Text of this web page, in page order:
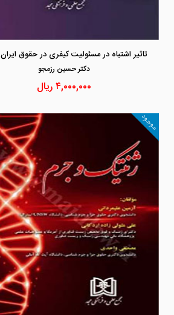
دكتر حسين رزمجو
۴,۰۰۰,۰۰۰ریال
موجود